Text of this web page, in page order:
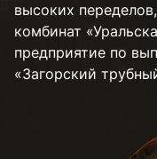
высоких
комбинат
предприятие по
«Загорский